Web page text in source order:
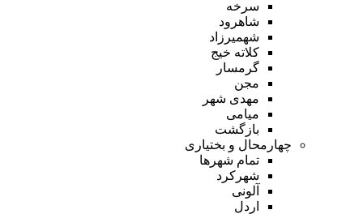
سرخه
شاهرود
شهمیرزاد
کلاته خیج
گرمسار
مجن
مهدی شهر
میامی
بازگشت
چهارمحال و بختیاری
تمام شهر‌ها
شهرکرد
آلونی
اردل